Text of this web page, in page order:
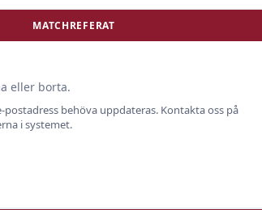
MATCHREFERAT
eller borta.
behöva uppdateras. Kontakta oss på
i systemet.